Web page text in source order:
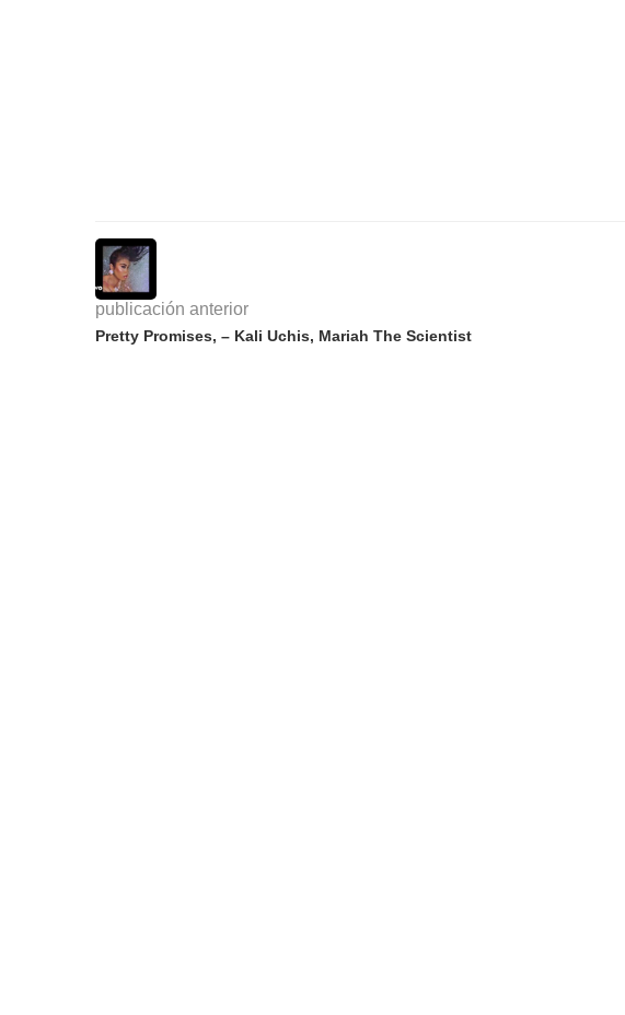
publicación anterior
Pretty Promises, – Kali Uchis, Mariah The Scientist